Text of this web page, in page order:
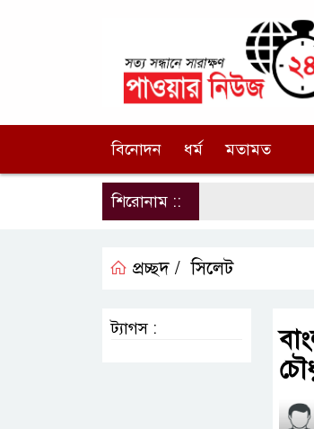
বিনোদন ধর্ম মতামত
শিরোনাম ::
প্রচ্ছদ / সিলেট
ট্যাগস :